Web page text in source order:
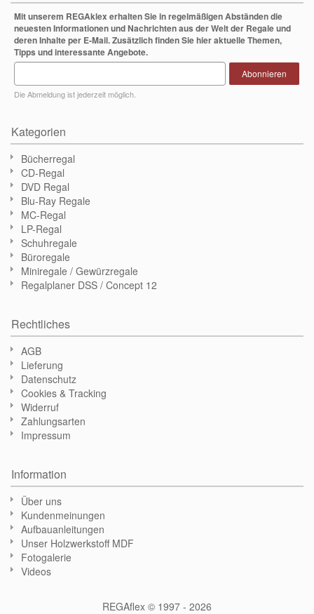
Mit unserem REGAklex erhalten Sie in regelmäßigen Abständen die
neuesten Informationen und Nachrichten aus der Welt der Regale und
deren Inhalte per E-Mail. Zusätzlich finden Sie hier aktuelle Themen,
Tipps und interessante Angebote.
Die Abmeldung ist jederzeit möglich.
Abonnieren
Kategorien
Bücherregal
CD-Regal
DVD Regal
Blu-Ray Regale
MC-Regal
LP-Regal
Schuhregale
Büroregale
Miniregale / Gewürzregale
Regalplaner DSS / Concept 12
Rechtliches
AGB
Lieferung
Datenschutz
Cookies & Tracking
Widerruf
Zahlungsarten
Impressum
Information
Über uns
Kundenmeinungen
Aufbauanleitungen
Unser Holzwerkstoff MDF
Fotogalerie
Videos
REGAflex © 1997 - 2026